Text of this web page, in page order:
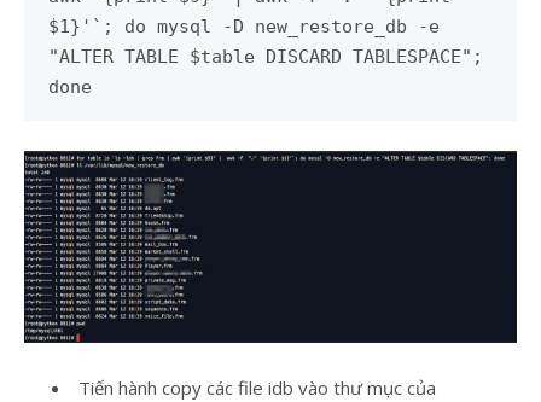
$1}'`; do mysql -D new_restore_db -e
"ALTER TABLE $table DISCARD TABLESPACE";
done
Tiến hành copy các file idb vào thư mục của